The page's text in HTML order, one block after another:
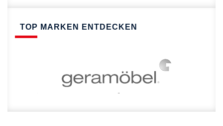
TOP MARKEN ENTDECKEN